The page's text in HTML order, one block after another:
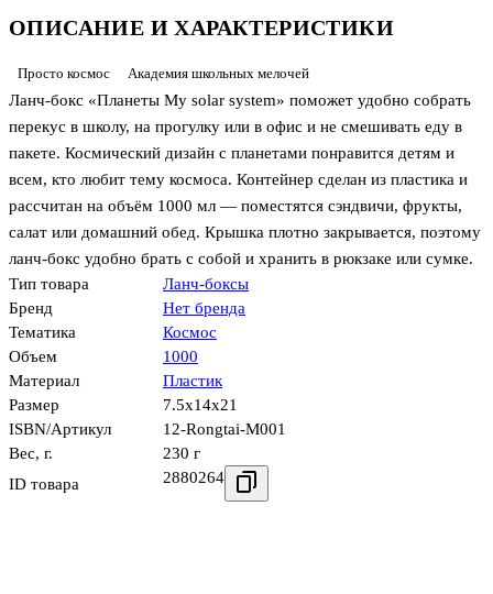
ОПИСАНИЕ И ХАРАКТЕРИСТИКИ
Просто космос Академия школьных мелочей
Ланч-бокс «Планеты My solar system» поможет удобно собрать
перекус в школу, на прогулку или в офис и не смешивать еду в
пакете. Космический дизайн с планетами понравится детям и
всем, кто любит тему космоса. Контейнер сделан из пластика и
рассчитан на объём 1000 мл — поместятся сэндвичи, фрукты,
салат или домашний обед. Крышка плотно закрывается, поэтому
ланч-бокс удобно брать с собой и хранить в рюкзаке или сумке.
Тип товара
Ланч-боксы
Бренд
Нет бренда
Тематика
Космос
Объем
1000
Материал
Пластик
Размер
7.5x14x21
ISBN/Артикул
12-Rongtai-M001
Вес, г.
230 г
ID товара
2880264